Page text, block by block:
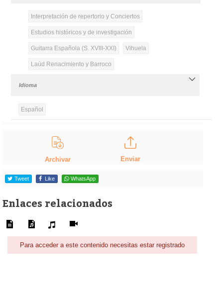
Interpretación de repertorio y Conciertos
Estudios históricos y de investigación
Guitarra Española (S. XVIII-XXI) Vihuela
Laúd Renacimiento y Barroco
Idioma
Español
Archivar Enviar
Tweet Like WhatsApp
Enlaces relacionados
Para acceder a este contenido necesitas estar registrado